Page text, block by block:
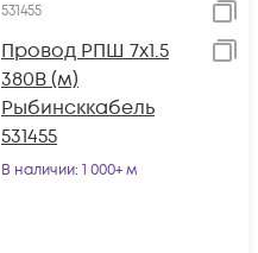
531455
Провод РПШ 7х1.5
380В (м)
Рыбинсккабель
531455
В наличии: 1 000+ м